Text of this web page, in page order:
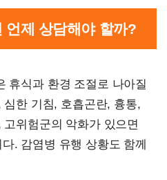
언제 상담해야 할까?
휴식과 환경 조절로 나아질
한 기침, 호흡곤란, 흉통,
위험군의 악화가 있으면
. 감염병 유행 상황도 함께